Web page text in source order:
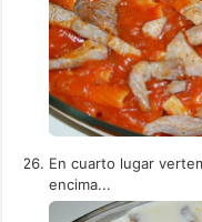
En cuarto lugar
encima...